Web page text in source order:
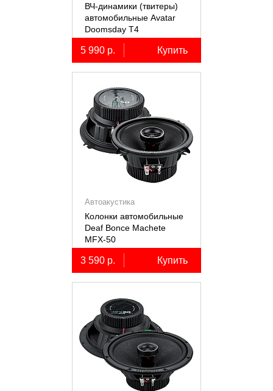
ВЧ-динамики (твитеры)
автомобильные Avatar
Doomsday Т4
5 990 р. Купить
Автоакустика
Колонки автомобильные
Deaf Bonce Machete
MFX-50
3 590 р. Купить